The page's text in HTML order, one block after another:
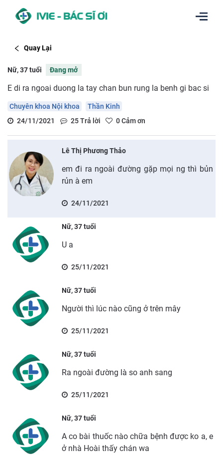
Quay Lại
Nữ, 37 tuổi Đang mở
E di ra ngoai duong la tay chan bun rung la benh gi bac si
Chuyên khoa Nội khoa
Thần Kinh
24/11/2021
25Trả lời 0Cảm ơn
Lê Thị Phương Thảo
em đi ra ngoài đường gặp mọi ng thì bủn
rủn à em
24/11/2021
Nữ, 37 tuổi
U a
25/11/2021
Nữ, 37 tuổi
Người thì lúc nào cũng ở trên mây
25/11/2021
Nữ, 37 tuổi
Ra ngoài đường là so anh sang
25/11/2021
Nữ, 37 tuổi
A co bài thuốc nào chữa bệnh được ko a, e
ở nhà Hoài thấy chán wa